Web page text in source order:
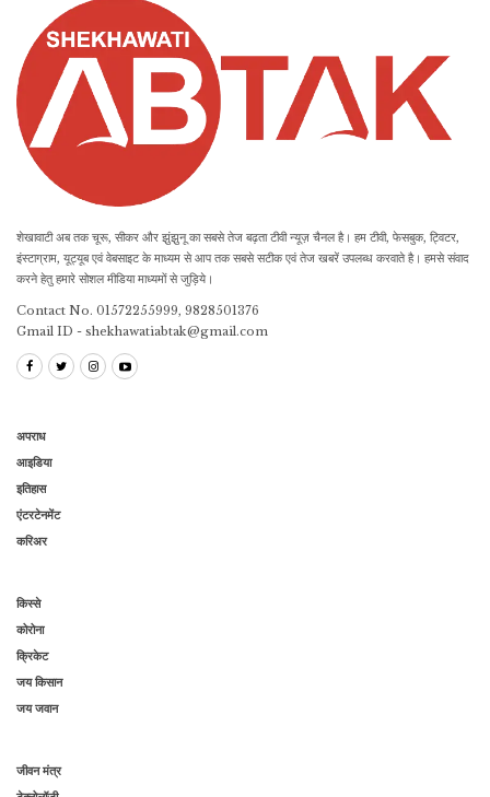
शेखावाटी अब तक चूरू, सीकर और झुंझुनू का सबसे तेज बढ़ता टीवी न्यूज़ चैनल है। हम टीवी, फेसबुक, ट्विटर,
इंस्टाग्राम, यूट्यूब एवं वेबसाइट के माध्यम से आप तक सबसे सटीक एवं तेज खबरें उपलब्ध करवाते है। हमसे संवाद
करने हेतु हमारे सोशल मीडिया माध्यमों से जुड़िये।
Contact No. 01572255999, 9828501376
Gmail ID - shekhawatiabtak@gmail.com
अपराध
आइडिया
इतिहास
एंटरटेनमेंट
करिअर
किस्से
कोरोना
क्रिकेट
जय किसान
जय जवान
जीवन मंत्र